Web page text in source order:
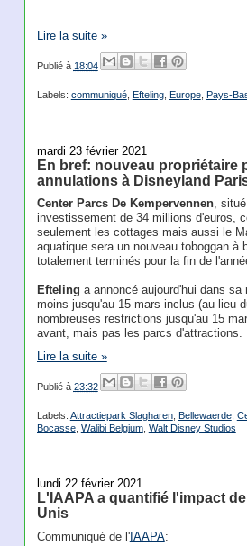
Lire la suite »
Publié à 18:04
Labels: communiqué, Efteling, Europe, Pays-
mardi 23 février 2021
En bref: nouveau propriétaire
annulations à Disneyland
Center Parcs De Kempervennen,
investissement de 34 millions d'euros,
seulement les cottages mais aussi le
aquatique sera un nouveau toboggan
totalement terminés pour la fin de
Efteling a annoncé aujourd'hui dans
moins jusqu'au 15 mars inclus (au lieu
nombreuses restrictions jusqu'au 15
avant, mais pas les parcs d'attractions.
Lire la suite »
Publié à 23:32
Labels: Attractiepark Slagharen, Bellewaerde,
Bocasse, Walibi Belgium, Walt Disney Studios
lundi 22 février 2021
L'IAAPA a quantifié l'impact
Unis
Communiqué de l'IAAPA: